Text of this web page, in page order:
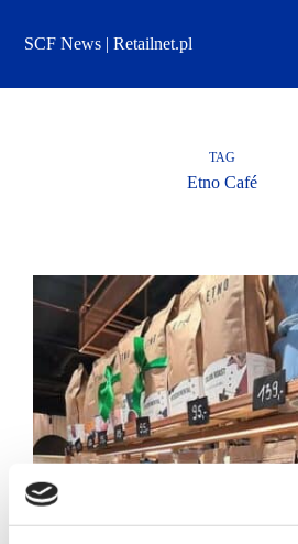
treściSCF News | Retailnet.pl
TAG
Etno Café